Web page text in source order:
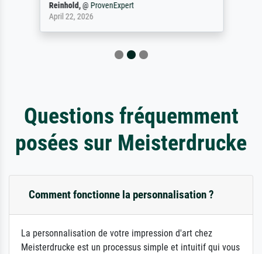
Reinhold,@ ProvenExpert
April 22, 2026
Questions fréquemment
posées sur Meisterdrucke
Comment fonctionne la personnalisation ?
La personnalisation de votre impression d'art chez
Meisterdrucke est un processus simple et intuitif qui vous